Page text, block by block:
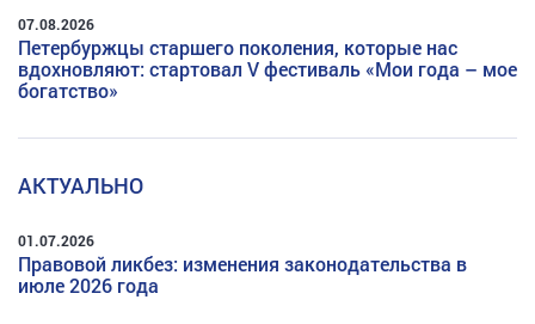
07.08.2026
Петербуржцы старшего поколения, которые нас
вдохновляют: стартовал V фестиваль «Мои года – мое
богатство»
АКТУАЛЬНО
01.07.2026
Правовой ликбез: изменения законодательства в
июле 2026 года